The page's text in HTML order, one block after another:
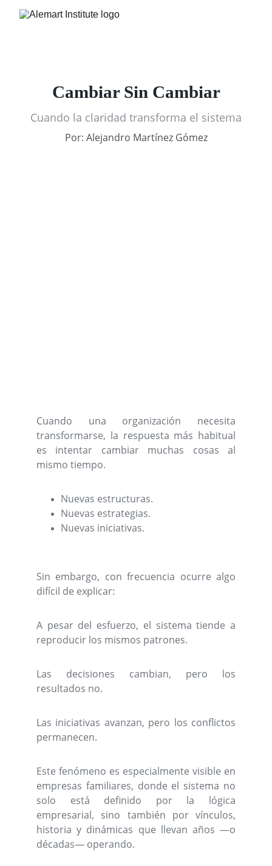
Cambiar Sin Cambiar
Cuando la claridad transforma el sistema
Por: Alejandro Martínez Gómez
Cuando una organización necesita
transformarse, la respuesta más habitual
es intentar cambiar muchas cosas al
mismo tiempo.
Nuevas estructuras.
Nuevas estrategias.
Nuevas iniciativas.
Sin embargo, con frecuencia ocurre algo
difícil de explicar:
A pesar del esfuerzo, el sistema tiende a
reproducir los mismos patrones.
Las decisiones cambian, pero los
resultados no.
Las iniciativas avanzan, pero los conflictos
permanecen.
Este fenómeno es especialmente visible en
empresas familiares, donde el sistema no
solo está definido por la lógica
empresarial, sino también por vínculos,
historia y dinámicas que llevan años —o
décadas— operando.